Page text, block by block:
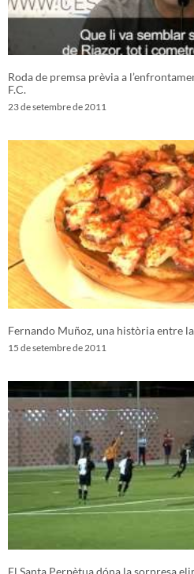
Roda de premsa prèvia a
F.C.
23 de setembre de 2011
Fernando Muñoz, una història entre
15 de setembre de 2011
El Santa Perpètua dóna la sorpresa